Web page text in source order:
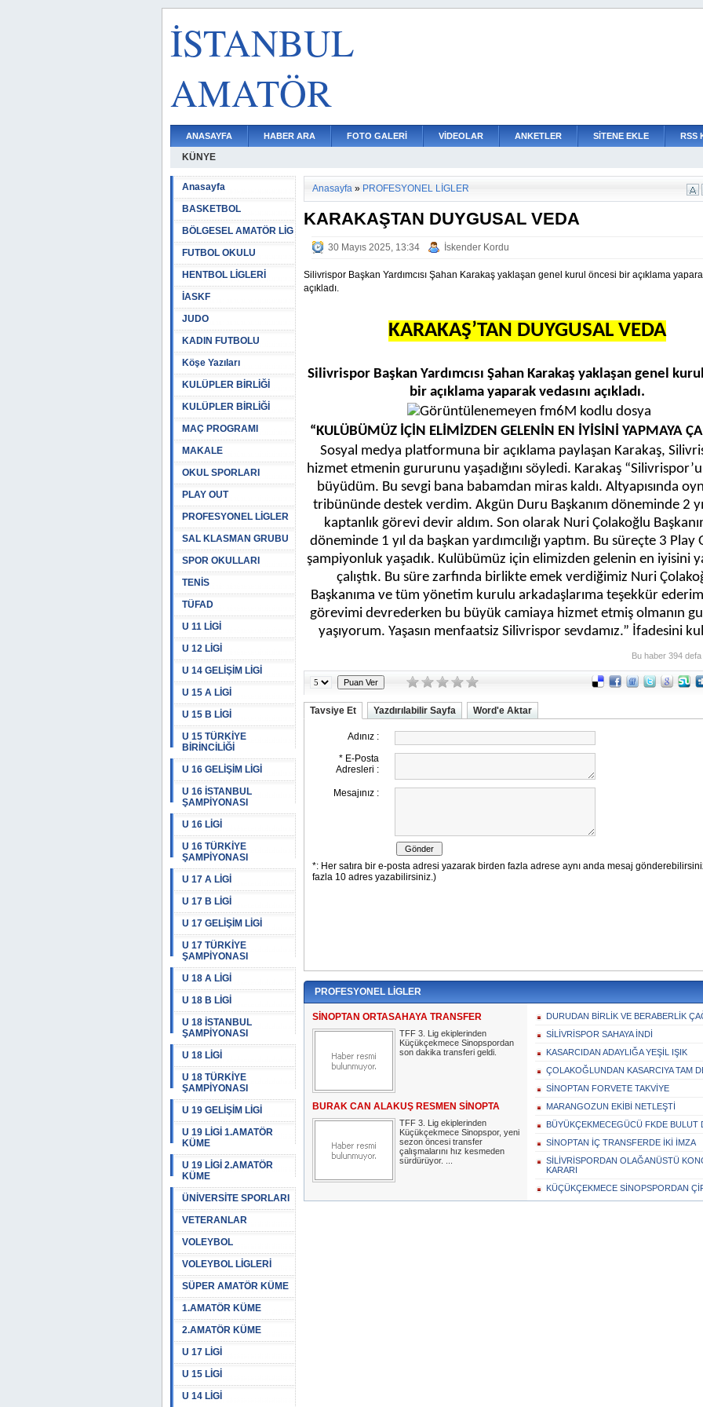
İSTANBUL
AMATÖR
ANASAYFA HABER ARA FOTO GALERİ VİDEOLAR ANKETLER SİTENE EKLE RSS
KÜNYE
Anasayfa
BASKETBOL
BÖLGESEL AMATÖR LİG
FUTBOL OKULU
HENTBOL LİGLERİ
İASKF
JUDO
KADIN FUTBOLU
Köşe Yazıları
KULÜPLER BİRLİĞİ
KULÜPLER BİRLİĞİ
MAÇ PROGRAMI
MAKALE
OKUL SPORLARI
PLAY OUT
PROFESYONEL LİGLER
SAL KLASMAN GRUBU
SPOR OKULLARI
TENİS
TÜFAD
U 11 LİGİ
U 12 LİGİ
U 14 GELİŞİM LİGİ
U 15 A LİGİ
U 15 B LİGİ
U 15 TÜRKİYE
BİRİNCİLİĞİ
U 16 GELİŞİM LİGİ
U 16 İSTANBUL
ŞAMPİYONASI
U 16 LİGİ
U 16 TÜRKİYE
ŞAMPİYONASI
U 17 A LİGİ
U 17 B LİGİ
U 17 GELİŞİM LİGİ
U 17 TÜRKİYE
ŞAMPİYONASI
U 18 A LİGİ
U 18 B LİGİ
U 18 İSTANBUL
ŞAMPİYONASI
U 18 LİGİ
U 18 TÜRKİYE
ŞAMPİYONASI
U 19 GELİŞİM LİGİ
U 19 LİGİ 1.AMATÖR
KÜME
U 19 LİGİ 2.AMATÖR
KÜME
ÜNİVERSİTE SPORLARI
VETERANLAR
VOLEYBOL
VOLEYBOL LİGLERİ
SÜPER AMATÖR KÜME
1.AMATÖR KÜME
2.AMATÖR KÜME
U 17 LİGİ
U 15 LİGİ
U 14 LİGİ
Anasayfa » PROFESYONEL LİGLER
KARAKAŞTAN DUYGUSAL VEDA
30 Mayıs 2025, 13:34 İskender Kordu
Silivrispor Başkan Yardımcısı Şahan Karakaş yaklaşan genel kurul öncesi bir açıklama
açıkladı.
KARAKAŞ’TAN DUYGUSAL VEDA
Silivrispor Başkan Yardımcısı Şahan Karakaş yaklaşan genel
bir açıklama yaparak vedasını açıkladı.
“KULÜBÜMÜZ İÇİN ELİMİZDEN GELENİN EN İYİSİNİ YAPMAYA
Sosyal medya platformuna bir açıklama paylaşan Karakaş,
hizmet etmenin gururunu yaşadığını söyledi. Karakaş
büyüdüm. Bu sevgi bana babamdan miras kaldı. Altyapısında
tribününde destek verdim. Akgün Duru Başkanım döneminde 2
kaptanlık görevi devir aldım. Son olarak Nuri Çolakoğlu
döneminde 1 yıl da başkan yardımcılığı yaptım. Bu süreçte 3 Play
şampiyonluk yaşadık. Kulübümüz için elimizden gelenin en iyisini
çalıştık. Bu süre zarfında birlikte emek verdiğimiz Nuri
Başkanıma ve tüm yönetim kurulu arkadaşlarıma teşekkür
görevimi devrederken bu büyük camiaya hizmet etmiş olmanın
yaşıyorum. Yaşasın menfaatsiz Silivrispor sevdamız.” İfadesini
Bu haber 394
Tavsiye Et Yazdırılabilir Sayfa Word'e Aktar
PROFESYONEL LİGLER
SİNOPTAN ORTASAHAYA TRANSFER
TFF 3. Lig ekiplerinden
Küçükçekmece Sinopspordan
son dakika transferi geldi.
BURAK CAN ALAKUŞ RESMEN SİNOPTA
TFF 3. Lig ekiplerinden
Küçükçekmece Sinopspor, yeni
sezon öncesi transfer
çalışmalarını hız kesmeden
sürdürüyor. ...
DURUDAN BİRLİK VE BERABERLİK
SİLİVRİSPOR SAHAYA İNDİ
KASARCIDAN ADAYLIĞA YEŞİL IŞIK
ÇOLAKOĞLUNDAN KASARCIYA TAM
SİNOPTAN FORVETE TAKVİYE
MARANGOZUN EKİBİ NETLEŞTİ
BÜYÜKÇEKMECEGÜCÜ FKDE BULUT
SİNOPTAN İÇ TRANSFERDE İKİ İMZA
SİLİVRİSPORDAN OLAĞANÜSTÜ
KARARI
KÜÇÜKÇEKMECE SİNOPSPORDAN